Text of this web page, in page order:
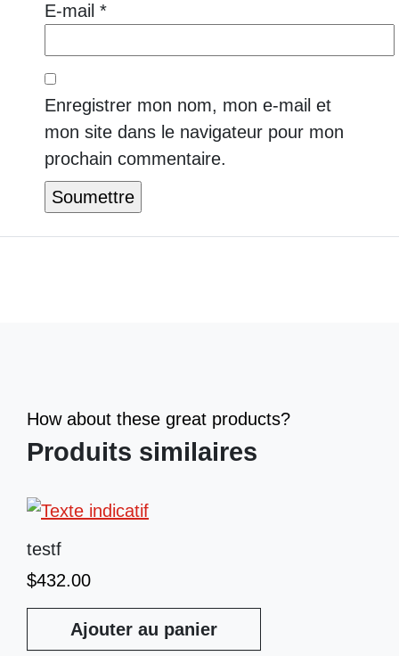
E-mail *
Enregistrer mon nom, mon e-mail et
mon site dans le navigateur pour mon
prochain commentaire.
How about these great products?
Produits similaires
testf
$432.00
Ajouter au panier